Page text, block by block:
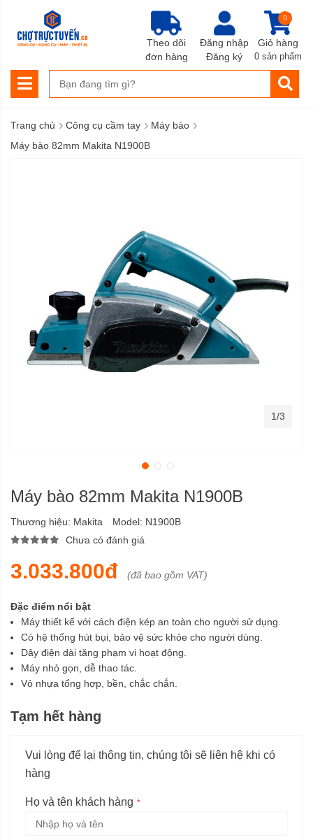
Đăng nhập
Đăng ký
Giỏ hàng
0
0 sản phẩm
Theo dõi
đơn hàng
Trang chủ › Công cụ cầm tay › Máy bào ›
Máy bào 82mm Makita N1900B
Máy bào 82mm Makita N1900B
Thương hiệu: Makita Model: N1900B
Chưa có đánh giá
3.033.800đ (đã bao gồm VAT)
Đặc điểm nổi bật
Máy thiết kế với cách điện kép an toàn cho người sử dụng.
Có hệ thống hút bụi, bảo vệ sức khỏe cho người dùng.
Dây điện dài tăng phạm vi hoạt động.
Máy nhỏ gọn, dễ thao tác.
Vỏ nhựa tổng hợp, bền, chắc chắn.
Tạm hết hàng
Vui lòng để lại thông tin, chúng tôi sẽ liên hệ khi có
hàng
Họ và tên khách hàng
1/3